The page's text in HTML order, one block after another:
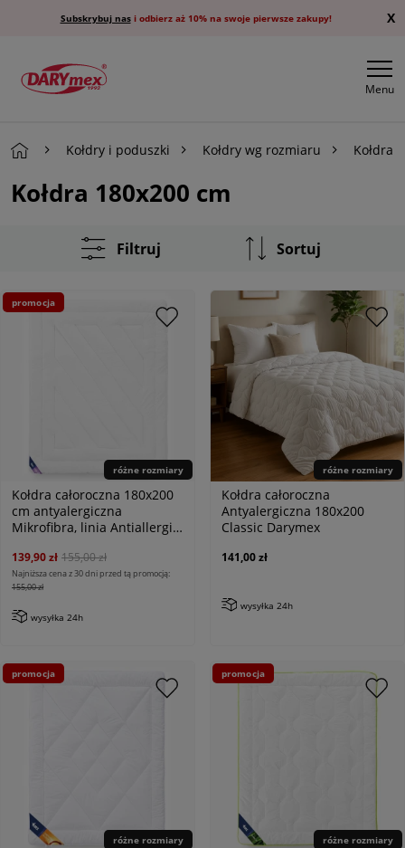
Subskrybuj nasi odbierz aż 10% na swoje pierwsze zakupy! X
Menu
Kołdry i poduszki Kołdry wg rozmiaru Kołdra
Kołdra 180x200 cm
Filtruj Sortuj
różne rozmiary
Kołdra całoroczna 180x200
cm antyalergiczna
Mikrofibra, linia Antiallergic
139,90 zł 155,00 zł
Najniższa cena z 30 dni przed tą promocją:
155,00 zł
wysyłka 24h
promocja
różne rozmiary
Kołdra całoroczna
Antyalergiczna 180x200
Classic Darymex
141,00 zł
wysyłka 24h
różne rozmiary
promocja
różne rozmiary
promocja